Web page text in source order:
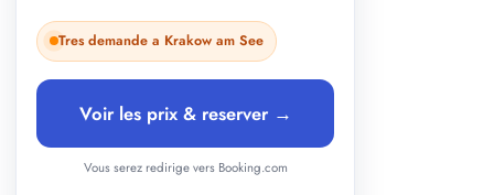
Tres demande a Krakow am See
Voir les prix & reserver →
Vous serez redirige vers Booking.com